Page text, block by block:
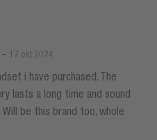
- 17 okt 2024
i have purchased. The
lasts a long time and sound
be this brand too, whole